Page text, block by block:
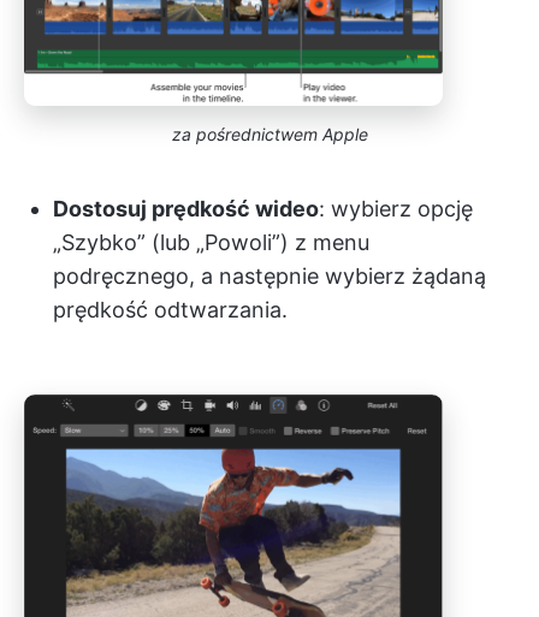
za pośrednictwem Apple
Dostosuj prędkość wideo: wybierz opcję
„Szybko” (lub „Powoli”) z menu
podręcznego, a następnie wybierz żądaną
prędkość odtwarzania.